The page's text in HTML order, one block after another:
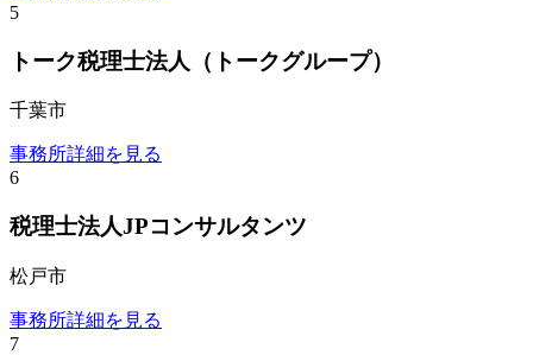
5
トーク税理士法人（トークグループ）
千葉市
事務所詳細を見る
6
税理士法人JPコンサルタンツ
松戸市
事務所詳細を見る
7